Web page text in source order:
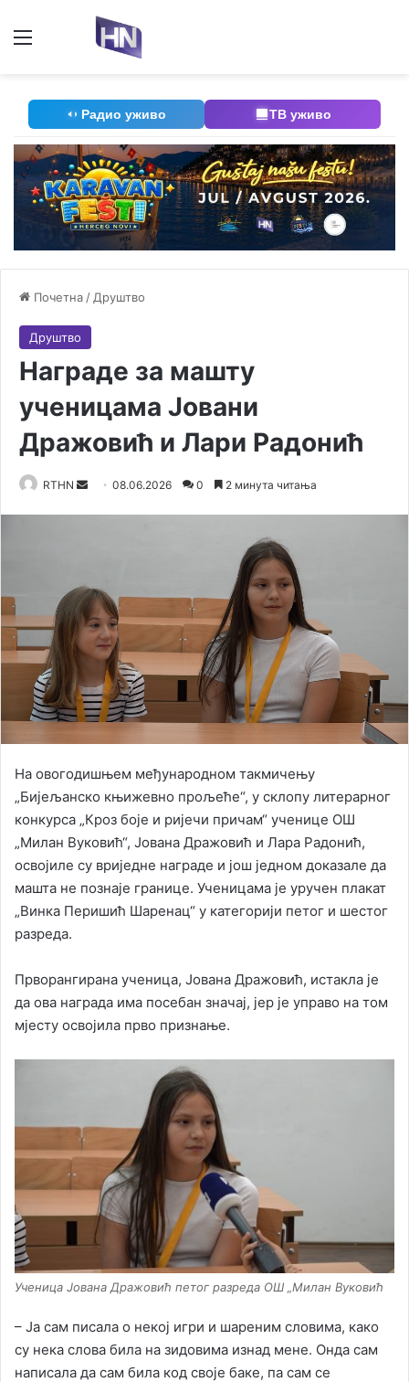
Радио уживо ТВ уживо
Почетна / Друштво
Друштво
Награде за машту
ученицама Јовани
Дражовић и Лари Радонић
RTHN
n
e
m
l
08.06.2026 0 2 минута читања
На овогодишњем међународном такмичењу
„Бијељанско књижевно прољеће“, у склопу литерарног
конкурса „Кроз боје и ријечи причам“ ученице ОШ
„Милан Вуковић“, Јована Дражовић и Лара Радонић,
освојиле су вриједне награде и још једном доказале да
машта не познаје границе. Ученицама је уручен плакат
„Винка Перишић Шаренац“ у категорији петог и шестог
разреда.
Прворангирана ученица, Јована Дражовић, истакла је
да ова награда има посебан значај, јер је управо на том
мјесту освојила прво признање.
Ученица Јована Дражовић петог разреда ОШ „Милан Вуковић
– Ја сам писала о некој игри и шареним словима, како
су нека слова била на зидовима изнад мене. Онда сам
написала да сам била код своје баке, па сам се